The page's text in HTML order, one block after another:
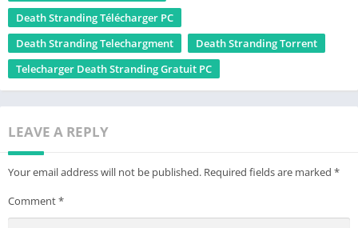
Death Stranding Télécharger PC
Death Stranding Telechargment
Death Stranding Torrent
Telecharger Death Stranding Gratuit PC
LEAVE A REPLY
Your email address will not be published. Required fields are marked *
Comment*